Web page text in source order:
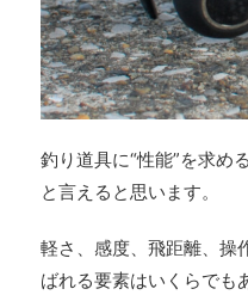
釣り道具に“性能”を求め
と言えると思います。
軽さ、感度、飛距離、操
ばれる要素はいくらでも